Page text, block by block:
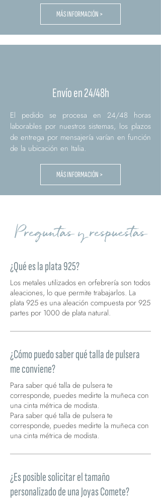
MÁS INFORMACIÓN >
Envío en 24/48h
El pedido se procesa en 24/48 horas
laborables por nuestros sistemas, los plazos
de entrega por mensajería varían en función
de la ubicación en Italia.
MÁS INFORMACIÓN >
Preguntas y respuestas
¿Qué es la plata 925?
Los metales utilizados en orfebrería son todos
aleaciones, lo que permite trabajarlos. La
plata 925 es una aleación compuesta por 925
partes por 1000 de plata natural.
¿Cómo puedo saber qué talla de pulsera
me conviene?
Para saber qué talla de pulsera te
corresponde, puedes medirte la muñeca con
una cinta métrica de modista.
Para saber qué talla de pulsera te
corresponde, puedes medirte la muñeca con
una cinta métrica de modista.
¿Es posible solicitar el tamaño
personalizado de una Joyas Comete?